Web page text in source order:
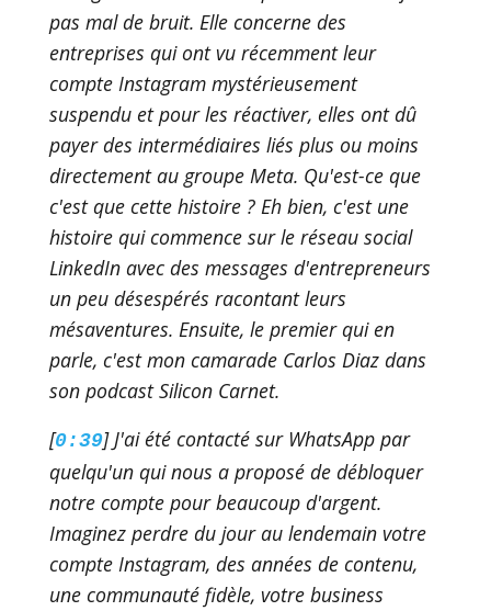
pas mal de bruit. Elle concerne des
entreprises qui ont vu récemment leur
compte Instagram mystérieusement
suspendu et pour les réactiver, elles ont dû
payer des intermédiaires liés plus ou moins
directement au groupe Meta. Qu'est-ce que
c'est que cette histoire ? Eh bien, c'est une
histoire qui commence sur le réseau social
LinkedIn avec des messages d'entrepreneurs
un peu désespérés racontant leurs
mésaventures. Ensuite, le premier qui en
parle, c'est mon camarade Carlos Diaz dans
son podcast Silicon Carnet.
[0:39] J'ai été contacté sur WhatsApp par
quelqu'un qui nous a proposé de débloquer
notre compte pour beaucoup d'argent.
Imaginez perdre du jour au lendemain votre
compte Instagram, des années de contenu,
une communauté fidèle, votre business